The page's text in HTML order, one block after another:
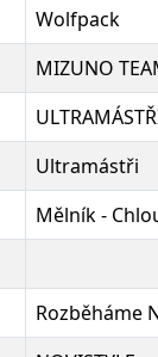
Wolfpack
MIZUNO
Ultramástři
Mělník -
Rozběháme